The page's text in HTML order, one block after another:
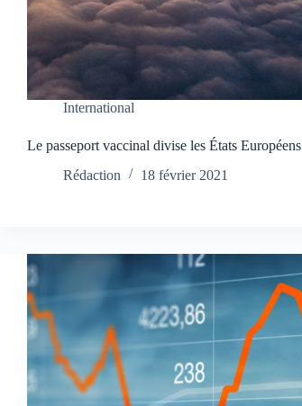
International
Le passeport vaccinal divise les États Européens
Rédaction
18 février 2021